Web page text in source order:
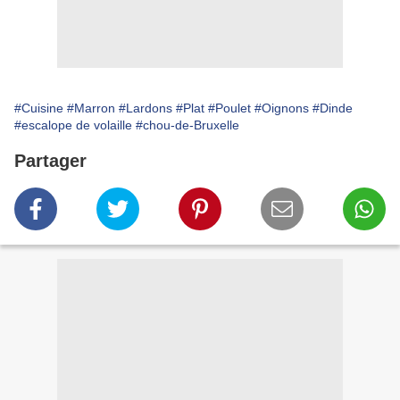
#Cuisine #Marron #Lardons #Plat #Poulet #Oignons #Dinde
#escalope de volaille #chou-de-Bruxelle
Partager